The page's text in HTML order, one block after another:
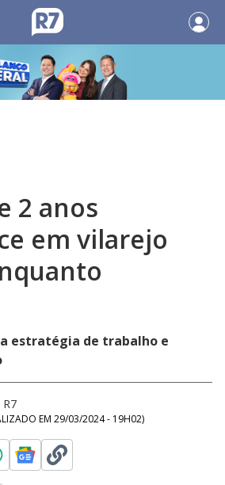
2 anos
em vilarejo
estratégia de trabalho e
EM 29/03/2024 - 19H02)